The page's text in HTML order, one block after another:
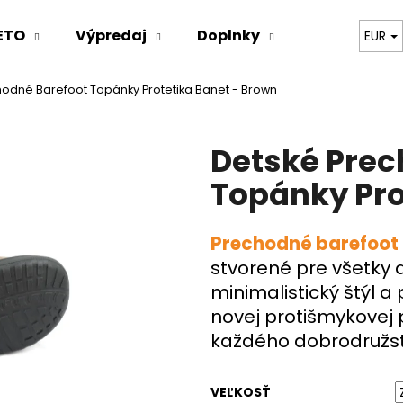
Výpredaj Doplnky Oblečenie
EUR
Barefoot Topánky Protetika Banet - Brown
Detské
Topánky
Prechodné
stvorené pre všetky
minimalistický štýl a
novej protišmykovej
každého
VEĽKOSŤ
Čo potrebujete nájsť?
HĽADAŤ